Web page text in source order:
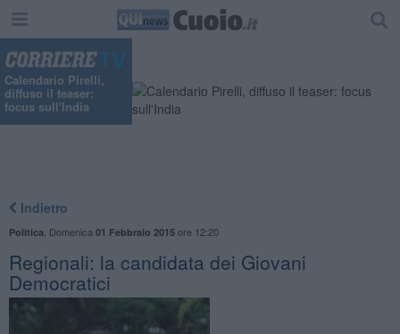
Calendario Pirelli,
diffuso il teaser:
focus sull'India
Indietro
Politica Domenica 01 Febbraio 2015ore 12:20
Regionali: la candidata dei Giovani
Democratici